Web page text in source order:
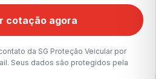
cotação agora
da SG Proteção Veicular por
Seus dados são protegidos pela